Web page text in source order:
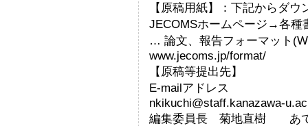
【原稿用紙】：下記からダ
JECOMSホームページ→各
… 論文、報告フォーマット
www.jecoms.jp/format/
【原稿等提出先】
E-mailアドレス
nkikuchi@staff.kanazawa-
編集委員長 菊地直樹 あ